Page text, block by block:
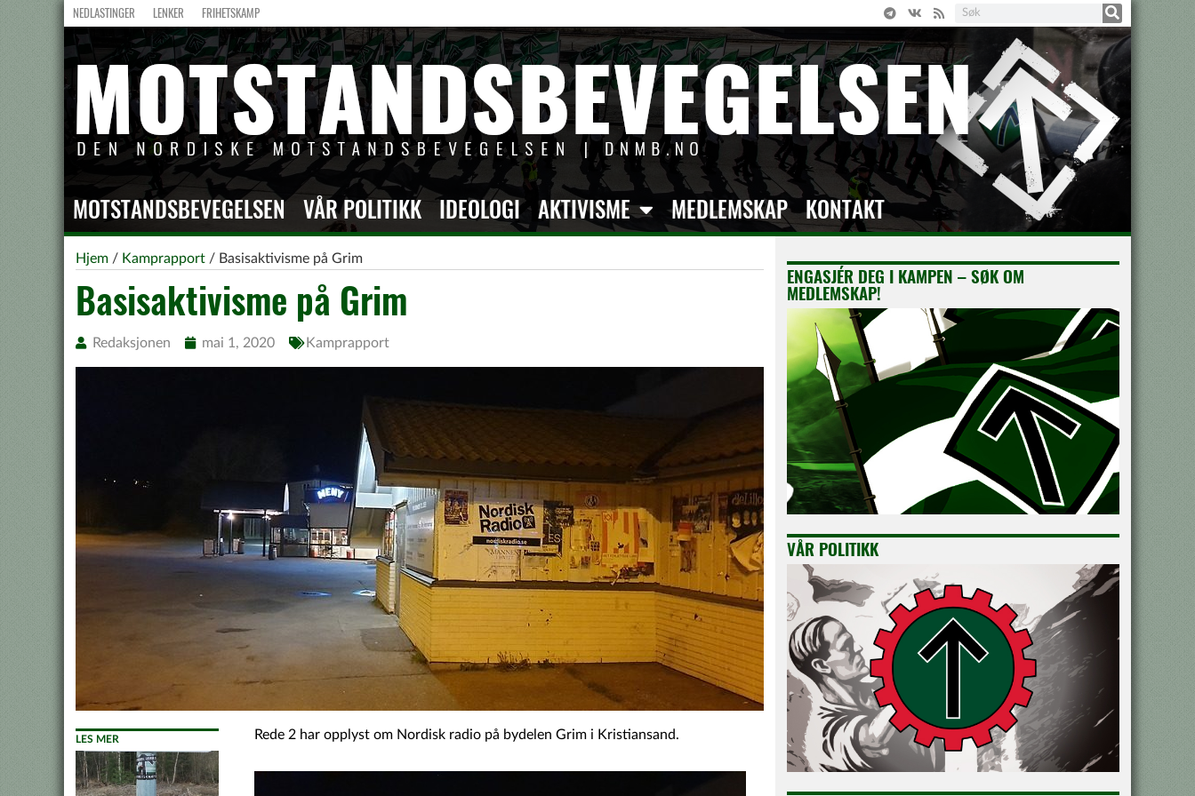
NEDLASTINGER LENKER FRIHETSKAMP
MOTSTANDSBEVEGELSEN VÅR POLITIKK IDEOLOGI AKTIVISME MEDLEMSKAP KONTAKT
Hjem / Kamprapport / Basisaktivisme på Grim
Basisaktivisme på Grim
Redaksjonen mai 1, 2020 Kamprapport
LES MER Rede 2 har opplyst om Nordisk radio på bydelen Grim i Kristiansand.
ENGASJÉR DEG I KAMPEN – SØK OM
MEDLEMSKAP!
VÅR POLITIKK